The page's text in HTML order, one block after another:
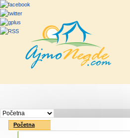
Početna